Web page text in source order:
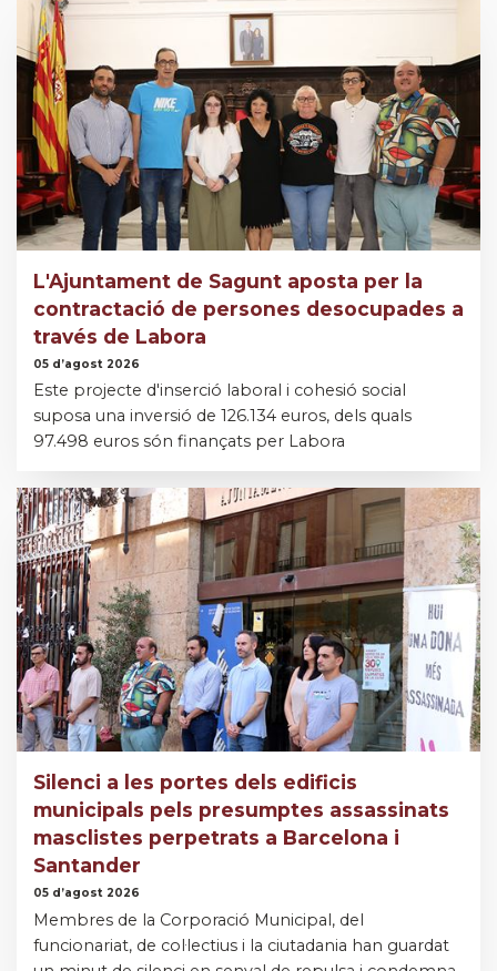
L'Ajuntament de Sagunt aposta per la
contractació de persones desocupades a
través de Labora
05 d’agost 2026
Este projecte d'inserció laboral i cohesió social
suposa una inversió de 126.134 euros, dels quals
97.498 euros són finançats per Labora
Silenci a les portes dels edificis
municipals pels presumptes assassinats
masclistes perpetrats a Barcelona i
Santander
05 d’agost 2026
Membres de la Corporació Municipal, del
funcionariat, de col·lectius i la ciutadania han guardat